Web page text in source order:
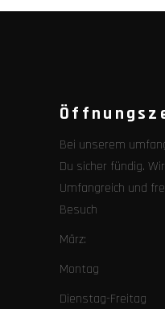
Bei unserem
Du sicher fündig.
Umfangreich und
Besuch
März:
Montag
Dienstag-Freitag